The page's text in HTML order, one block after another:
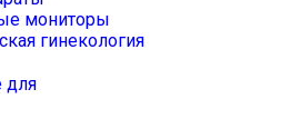
мониторы
гинекология
для